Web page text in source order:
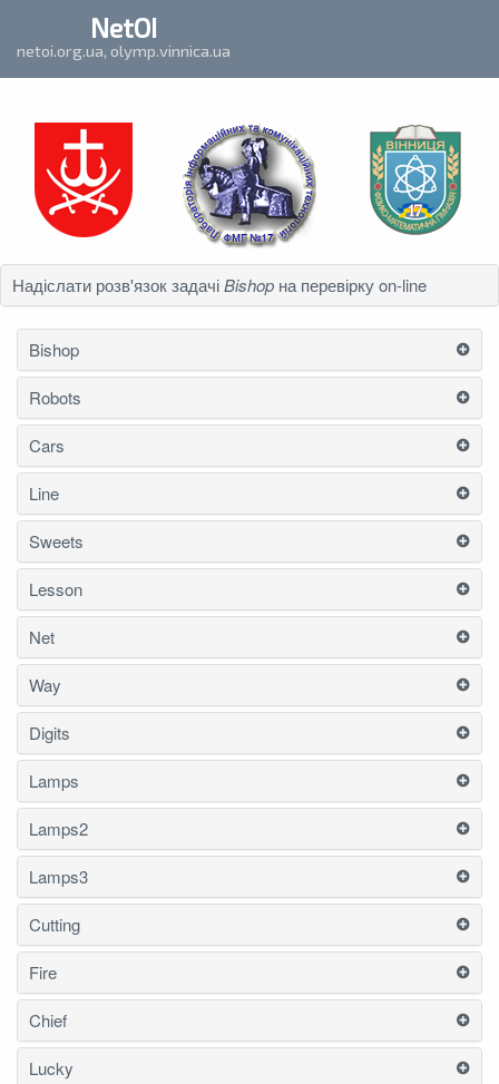
NetOI
netoi.org.ua, olymp.vinnica.ua
Надіслати розв'язок задачіBishop на перевірку on-line
Bishop
Robots
Cars
Line
Sweets
Lesson
Net
Way
Digits
Lamps
Lamps2
Lamps3
Cutting
Fire
Chief
Lucky